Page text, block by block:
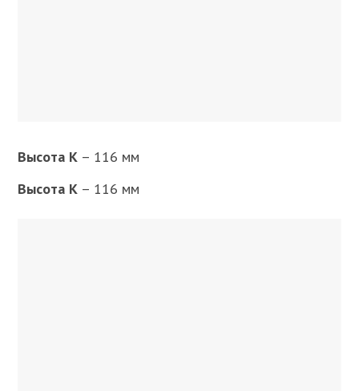
Высота K – 116 мм
Высота K – 116 мм